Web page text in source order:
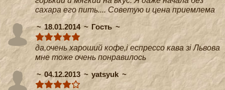
сахара его пить.... Советую и цена приемлема
18.01.2014
Гость
да,очень хароший кофе,і еспрессо кава зі Львова
мне тоже очень понравилось
04.12.2013
yatsyuk